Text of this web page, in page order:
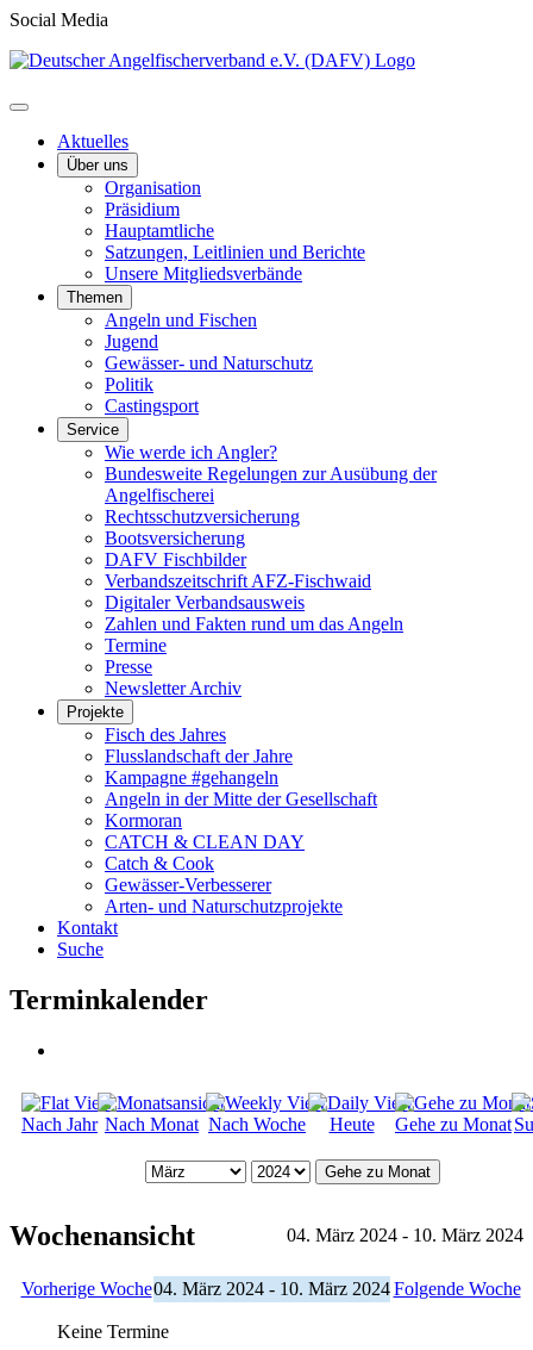
Social Media
Aktuelles
Über uns
Organisation
Präsidium
Hauptamtliche
Satzungen, Leitlinien und Berichte
Unsere Mitgliedsverbände
Themen
Angeln und Fischen
Jugend
Gewässer- und Naturschutz
Politik
Castingsport
Service
Wie werde ich Angler?
Bundesweite Regelungen zur Ausübung der
Angelfischerei
Rechtsschutzversicherung
Bootsversicherung
DAFV Fischbilder
Verbandszeitschrift AFZ-Fischwaid
Digitaler Verbandsausweis
Zahlen und Fakten rund um das Angeln
Termine
Presse
Newsletter Archiv
Projekte
Fisch des Jahres
Flusslandschaft der Jahre
Kampagne #gehangeln
Angeln in der Mitte der Gesellschaft
Kormoran
CATCH & CLEAN DAY
Catch & Cook
Gewässer-Verbesserer
Arten- und Naturschutzprojekte
Kontakt
Suche
Terminkalender
Nach Jahr Nach Monat Nach Woche Heute Gehe zu Monat
Gehe zu Monat
Wochenansicht 04. März 2024 - 10. März 2024
Vorherige Woche04. März 2024 - 10. März 2024Folgende Woche
Keine Termine